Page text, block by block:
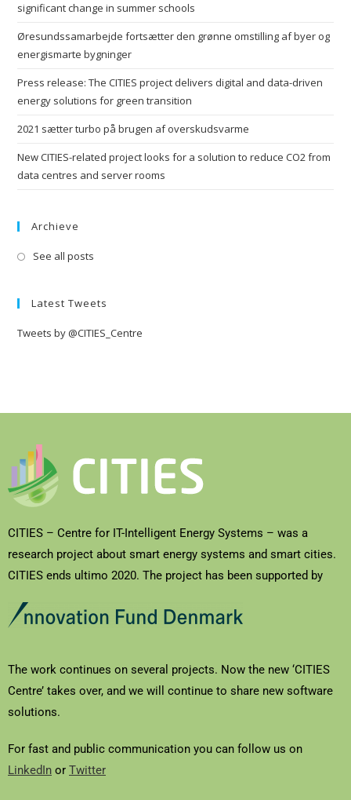
significant change in summer schools
Øresundssamarbejde fortsætter den grønne omstilling af byer og
energismarte bygninger
Press release: The CITIES project delivers digital and data-driven
energy solutions for green transition
2021 sætter turbo på brugen af overskudsvarme
New CITIES-related project looks for a solution to reduce CO2 from
data centres and server rooms
Archieve
See all posts
Latest Tweets
Tweets by @CITIES_Centre
CITIES – Centre for IT-Intelligent Energy Systems – was a
research project about smart energy systems and smart cities.
CITIES ends ultimo 2020. The project has been supported by
The work continues on several projects. Now the new ‘CITIES
Centre’ takes over, and we will continue to share new software
solutions.
For fast and public communication you can follow us on
LinkedIn or Twitter